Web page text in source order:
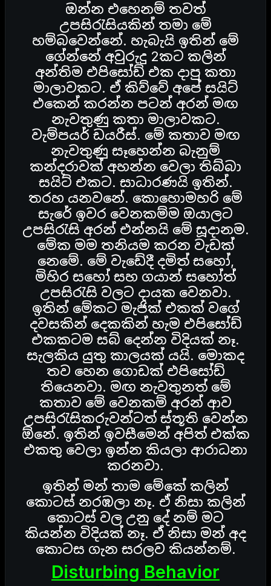
ඔන්න එහෙනම් තවත්
උපසිරැසියකින් තමා මේ
හම්බවෙන්නේ. හැබැයි ඉතින් මේ
ගේන්නේ අවුරුදු 2කට කලින්
අන්තිම එපිසෝඩ් එක දාපු කතා
මාලාවකට. ඒ කිව්වේ අපේ සයිට්
එකෙන් කරන්න පටන් අරන් මඟ
නැවතුණු කතා මාලාවකට.
වැම්පයර් ඩයරීස්. මේ කතාව මඟ
නැවතුණු සෑහෙන්න බැනුම්
කන්දරාවක් අහන්න වෙලා තිබ්බා
සයිට් එකට. සාධාරණයි ඉතින්.
තරහ යනවනේ. කොහොමහරි මේ
සැරේ ඉවර වෙනකම්ම ඔයාලට
උපසිරැසි අරන් එන්නයි මේ සූදානම.
මේක මම තනියම කරන වැඩක්
නෙමේ. මේ වැඩේදී දමිත් සහෝ,
මිහිර සහෝ සහ ගයාන් සහෝත්
උපසිරැසි වලට දායක වෙනවා.
ඉතින් මේකට මැජික් එකක් වගේ
දවසකින් දෙකකින් හැම එපිසෝඩ්
එකකටම සබ් දෙන්න විදියක් නෑ.
සැලකිය යුතු කාලයක් යයි. මොකද
තව හෙන ගොඩක් එපිසෝඩ්
තියෙනවා. මඟ නැවතුනත් මේ
කතාව මේ වෙනකම් අරන් ආව
උපසිරැසිකරුවන්ටත් ස්තූති වෙන්න
ඕනේ. ඉතින් ඉවසීමෙන් අපිත් එක්ක
එකතු වෙලා ඉන්න කියලා ආරාධනා
කරනවා.
ඉතින් මන් තාම මේකේ කලින්
කොටස් නරඹලා නෑ. ඒ නිසා කලින්
කොටස් වල උනු දේ නම් මට
කියන්න විදියක් නෑ. ඒ නිසා මන් අද
කොටස ගැන සරලව කියන්නම්.
Disturbing Behavior